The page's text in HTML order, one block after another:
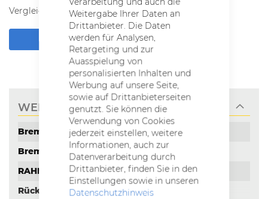
Weitergabe Ihrer Daten an
Drittanbieter. Die Daten
werden für Analysen,
Retargeting und zur
Auasspielung von
personalisierten Inhalten und
Werbung auf unsere Seite,
sowie auf Drittanbieterseiten
genutzt. Sie können die
Verwendung von Cookies
jederzeit einstellen, weitere
Informationen, auch zur
Datenverarbeitung durch
Drittanbieter, finden Sie in den
Einstellungen sowie in unseren
Datenschutzhinweis
Vergleichsliste: hinzufügen |ansehen
HÄNDLER-ÜBERSICHT
WEITERE INFORMATIONEN
Weitere
Informationen
Shimano BR-MT200, 160mm CL
Shimano BR-MT200, 160mm CL
Aluminium 6061, ICR
nein